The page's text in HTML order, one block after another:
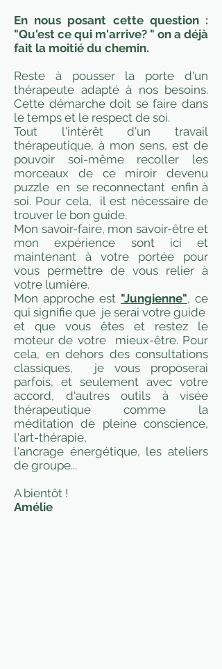
En nous posant cette question :
"Qu'est ce qui m'arrive? " on a déjà
fait la moitié du chemin.
Reste à pousser la porte d'un
thérapeute adapté à nos besoins.
Cette démarche doit se faire dans
le temps et le respect de soi.
Tout l'intérêt d'un travail
thérapeutique, à mon sens, est de
pouvoir soi-même recoller les
morceaux de ce miroir devenu
puzzle en se reconnectant enfin à
soi. Pour cela, il est nécessaire de
trouver le bon guide.
Mon savoir-faire, mon savoir-être et
mon expérience sont ici et
maintenant à votre portée pour
vous permettre de vous relier à
votre lumière.
Mon approche est "Jungienne", ce
qui signifie que je serai votre guide
et que vous êtes et restez le
moteur de votre mieux-être. Pour
cela, en dehors des consultations
classiques, je vous proposerai
parfois, et seulement avec votre
accord, d'autres outils à visée
thérapeutique comme la
méditation de pleine conscience,
l'art-thérapie,
l'ancrage énergétique, les ateliers
de groupe...
A bientôt !
Amélie